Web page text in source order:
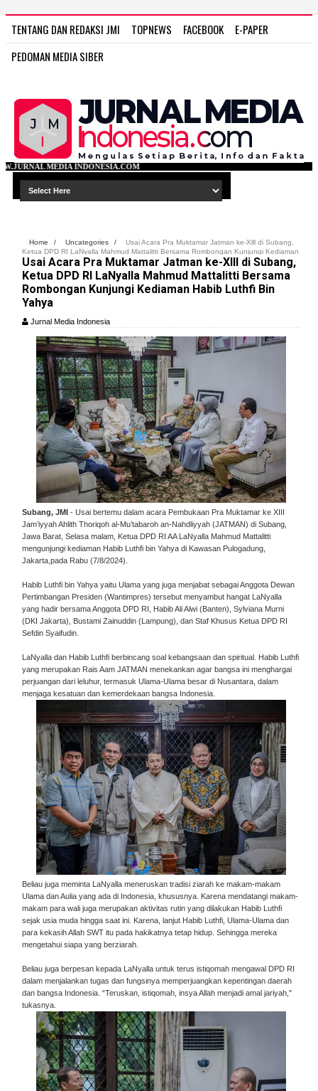
TENTANG DAN REDAKSI JMI TOPNEWS FACEBOOK
E-PAPER
PEDOMAN MEDIA SIBER
Home / Uncategories /
Usai Acara Pra Muktamar Jatman ke-Xlll di Subang,
Ketua DPD RI LaNyalla Mahmud Mattalitti Bersama Rombongan Kunjungi Kediaman
Habib Luthfi Bin Yahya
Usai Acara Pra Muktamar Jatman ke-Xlll di Subang,
Ketua DPD RI LaNyalla Mahmud Mattalitti Bersama
Rombongan Kunjungi Kediaman Habib Luthfi Bin
Yahya
Jurnal Media Indonesia
Subang, JMI - Usai bertemu dalam acara Pembukaan Pra Muktamar ke XIII
Jam’iyyah Ahlith Thoriqoh al-Mu’tabaroh an-Nahdliyyah (JATMAN) di Subang,
Jawa Barat, Selasa malam, Ketua DPD RI AA LaNyalla Mahmud Mattalitti
mengunjungi kediaman Habib Luthfi bin Yahya di Kawasan Pulogadung,
Jakarta,pada Rabu (7/8/2024).
Habib Luthfi bin Yahya yaitu Ulama yang juga menjabat sebagai Anggota Dewan
Pertimbangan Presiden (Wantimpres) tersebut menyambut hangat LaNyalla
yang hadir bersama Anggota DPD RI, Habib Ali Alwi (Banten), Sylviana Murni
(DKI Jakarta), Bustami Zainuddin (Lampung), dan Staf Khusus Ketua DPD RI
Sefdin Syaifudin.
LaNyalla dan Habib Luthfi berbincang soal kebangsaan dan spiritual. Habib Luthfi
yang merupakan Rais Aam JATMAN menekankan agar bangsa ini menghargai
perjuangan dari leluhur, termasuk Ulama-Ulama besar di Nusantara, dalam
menjaga kesatuan dan kemerdekaan bangsa Indonesia.
Beliau juga meminta LaNyalla meneruskan tradisi ziarah ke makam-makam
Ulama dan Aulia yang ada di Indonesia, khususnya. Karena mendatangi makam-
makam para wali juga merupakan aktivitas rutin yang dilakukan Habib Luthfi
sejak usia muda hingga saat ini. Karena, lanjut Habib Luthfi, Ulama-Ulama dan
para kekasih Allah SWT itu pada hakikatnya tetap hidup. Sehingga mereka
mengetahui siapa yang berziarah.
Beliau juga berpesan kepada LaNyalla untuk terus istiqomah mengawal DPD RI
dalam menjalankan tugas dan fungsinya memperjuangkan kepentingan daerah
dan bangsa Indonesia. “Teruskan, istiqomah, insya Allah menjadi amal jariyah,"
tukasnya.